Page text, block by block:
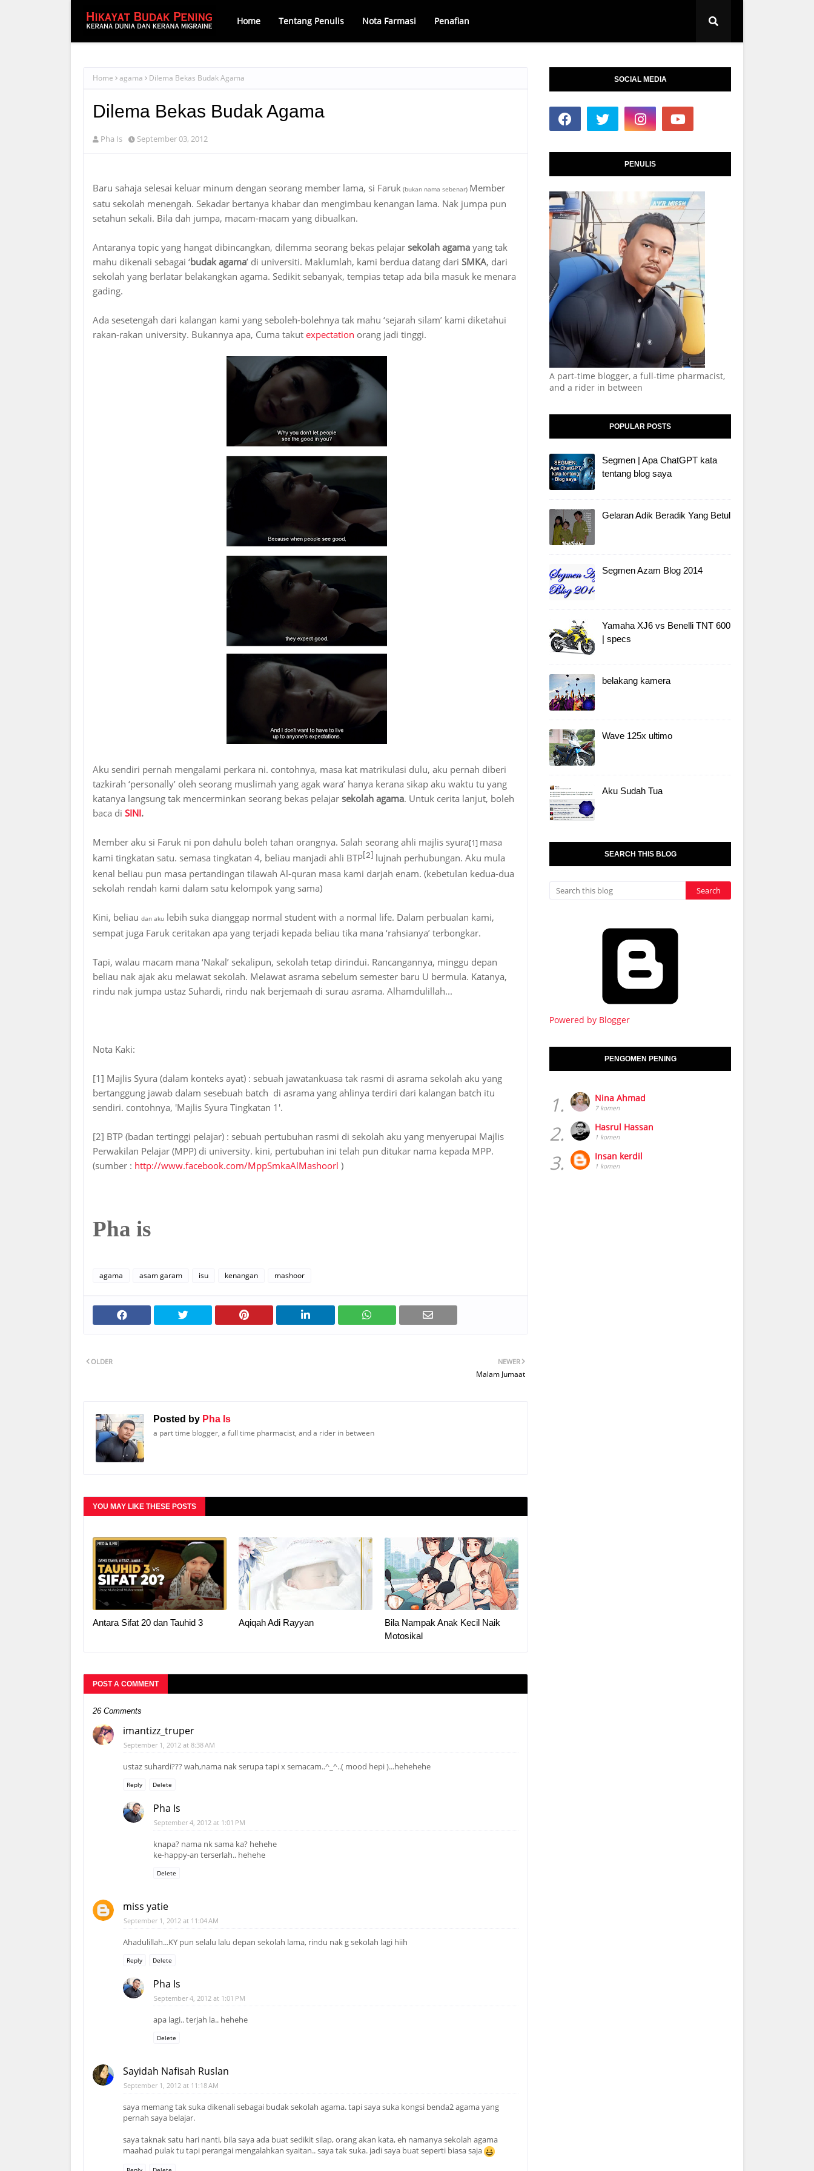
Home Tentang Penulis Nota Farmasi Penafian
Home agama Dilema Bekas Budak Agama
Dilema Bekas Budak Agama
Pha Is September 03, 2012
Baru sahaja selesai keluar minum dengan seorang member lama, si Faruk (bukan nama sebenar) Member
satu sekolah menengah. Sekadar bertanya khabar dan mengimbau kenangan lama. Nak jumpa pun
setahun sekali. Bila dah jumpa, macam-macam yang dibualkan.
Antaranya topic yang hangat dibincangkan, dilemma seorang bekas pelajar sekolah agama yang tak
mahu dikenali sebagai ‘budak agama’ di universiti. Maklumlah, kami berdua datang dari SMKA, dari
sekolah yang berlatar belakangkan agama. Sedikit sebanyak, tempias tetap ada bila masuk ke menara
gading.
Ada sesetengah dari kalangan kami yang seboleh-bolehnya tak mahu ‘sejarah silam’ kami diketahui
rakan-rakan university. Bukannya apa, Cuma takut expectation orang jadi tinggi.
Aku sendiri pernah mengalami perkara ni. contohnya, masa kat matrikulasi dulu, aku pernah diberi
tazkirah ‘personally’ oleh seorang muslimah yang agak wara’ hanya kerana sikap aku waktu tu yang
katanya langsung tak mencerminkan seorang bekas pelajar sekolah agama. Untuk cerita lanjut, boleh
baca di SINI.
Member aku si Faruk ni pon dahulu boleh tahan orangnya. Salah seorang ahli majlis syura[1] masa
kami tingkatan satu. semasa tingkatan 4, beliau manjadi ahli BTP [2]
lujnah perhubungan. Aku mula
kenal beliau pun masa pertandingan tilawah Al-quran masa kami darjah enam. (kebetulan kedua-dua
sekolah rendah kami dalam satu kelompok yang sama)
Kini, beliau dan aku lebih suka dianggap normal student with a normal life. Dalam perbualan kami,
sempat juga Faruk ceritakan apa yang terjadi kepada beliau tika mana ‘rahsianya’ terbongkar.
Tapi, walau macam mana ‘Nakal’ sekalipun, sekolah tetap dirindui. Rancangannya, minggu depan
beliau nak ajak aku melawat sekolah. Melawat asrama sebelum semester baru U bermula. Katanya,
rindu nak jumpa ustaz Suhardi, rindu nak berjemaah di surau asrama. Alhamdulillah...
Nota Kaki:
[1] Majlis Syura (dalam konteks ayat) : sebuah jawatankuasa tak rasmi di asrama sekolah aku yang
bertanggung jawab dalam sesebuah batch di asrama yang ahlinya terdiri dari kalangan batch itu
sendiri. contohnya, 'Majlis Syura Tingkatan 1'.
[2] BTP (badan tertinggi pelajar) : sebuah pertubuhan rasmi di sekolah aku yang menyerupai Majlis
Perwakilan Pelajar (MPP) di university. kini, pertubuhan ini telah pun ditukar nama kepada MPP.
(sumber : http://www.facebook.com/MppSmkaAlMashoorl )
Pha is
agama asam garam isu kenangan mashoor
NEWER
Malam Jumaat
OLDER
Posted by Pha Is
a part time blogger, a full time pharmacist, and a rider in between
YOU MAY LIKE THESE POSTS
Antara Sifat 20 dan Tauhid 3 Aqiqah Adi Rayyan
Bila Nampak Anak Kecil Naik
Motosikal
POST A COMMENT
26 Comments
imantizz_truper
September 1, 2012 at 8:38 AM
ustaz suhardi??? wah,nama nak serupa tapi x semacam..^_^..( mood hepi )...hehehehe
Reply Delete
Pha Is
September 4, 2012 at 1:01 PM
knapa? nama nk sama ka? hehehe
ke-happy-an terserlah.. hehehe
Delete
miss yatie
September 1, 2012 at 11:04 AM
Ahadulillah...KY pun selalu lalu depan sekolah lama, rindu nak g sekolah lagi hiih
Reply Delete
Pha Is
September 4, 2012 at 1:01 PM
apa lagi.. terjah la.. hehehe
Delete
Sayidah Nafisah Ruslan
September 1, 2012 at 11:18 AM
saya memang tak suka dikenali sebagai budak sekolah agama. tapi saya suka kongsi benda2 agama yang
pernah saya belajar.
saya taknak satu hari nanti, bila saya ada buat sedikit silap, orang akan kata, eh namanya sekolah agama
maahad pulak tu tapi perangai mengalahkan syaitan.. saya tak suka. jadi saya buat seperti biasa saja
SOCIAL MEDIA
PENULIS
A part-time blogger, a full-time pharmacist,
and a rider in between
POPULAR POSTS
Segmen | Apa ChatGPT kata
tentang blog saya
Gelaran Adik Beradik Yang Betul
Segmen Azam Blog 2014
Yamaha XJ6 vs Benelli TNT 600
| specs
belakang kamera
Wave 125x ultimo
Aku Sudah Tua
SEARCH THIS BLOG
Powered by Blogger
PENGOMEN PENING
1. Nina Ahmad
7 komen
2. Hasrul Hassan
1 komen
3. Insan kerdil
1 komen